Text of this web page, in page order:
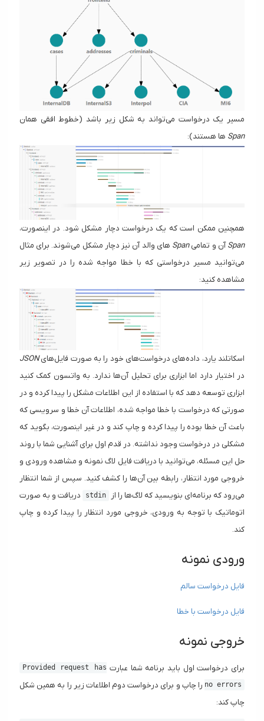
مسیر یک درخواست می‌تواند به شکل زیر باشد (خطوط افقی همان
Span ها هستند):
همچنین ممکن است که یک درخواست دچار مشکل شود. در اینصورت،
Spanآن و تمامیSpan های والد آن نیز دچار مشکل می‌شوند. برای مثال
می‌توانید مسیر درخواستی که با خطا مواجه شده را در تصویر زیر
مشاهده کنید:
اسکاتلند یارد، داده‌های درخواست‌های خود را به صورت فایل‌هایJSON
در اختیار دارد اما ابزاری برای تحلیل آن‌ها ندارد. به واتسون کمک کنید
ابزاری توسعه دهد که با استفاده از این اطلاعات مشکل را پیدا کرده و در
صورتی که درخواست با خطا مواجه شده، اطلاعات آن خطا و سرویسی که
باعث آن خطا بوده را پیدا کرده و چاپ کند و در غیر اینصورت، بگوید که
مشکلی در درخواست وجود نداشته. در قدم اول برای آشنایی شما با روند
حل این مسئله، می‌توانید با دریافت فایل لاگ نمونه و مشاهده ورودی و
خروجی مورد انتظار، رابطه بین آن‌ها را کشف کنید. سپس از شما انتظار
می‌رود که برنامه‌ای بنویسید که لاگ‌ها را از
stdin
دریافت و به صورت
اتوماتیک با توجه به ورودی، خروجی مورد انتظار را پیدا کرده و چاپ
کند.
ورودی نمونه
فایل درخواست سالم
فایل درخواست با خطا
خروجی نمونه
برای درخواست اول باید برنامه شما عبارت Provided request has
no errors را چاپ و برای درخواست دوم اطلاعات زیر را به همین شکل
چاپ کند: